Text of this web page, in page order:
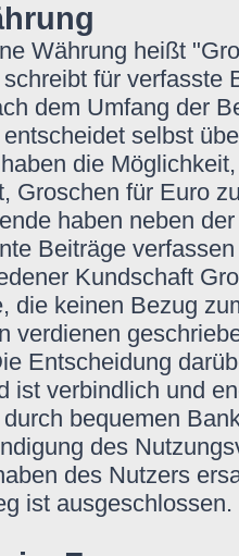
Währung heißt
für verfasste
dem Umfang der
selbst
die
Groschen für Euro
haben neben
Beiträge
Kundschaft
die keinen Bezug
verdienen
Entscheidung
ist verbindlich und
bequemen
des
des Nutzers
ist ausgeschlossen.